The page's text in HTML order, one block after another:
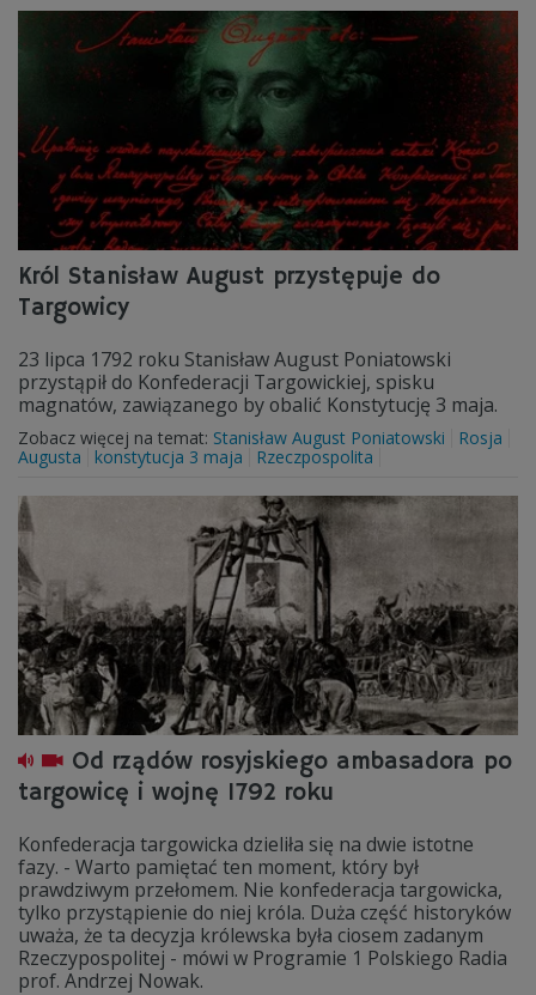
Król Stanisław August przystępuje do
Targowicy
23 lipca 1792 roku Stanisław August Poniatowski
przystąpił do Konfederacji Targowickiej, spisku
magnatów, zawiązanego by obalić Konstytucję 3 maja.
Zobacz więcej na temat: Stanisław August Poniatowski
Rosja
Augusta
konstytucja 3 maja Rzeczpospolita
Od rządów rosyjskiego ambasadora po
targowicę i wojnę 1792 roku
Konfederacja targowicka dzieliła się na dwie istotne
fazy. - Warto pamiętać ten moment, który był
prawdziwym przełomem. Nie konfederacja targowicka,
tylko przystąpienie do niej króla. Duża część historyków
uważa, że ta decyzja królewska była ciosem zadanym
Rzeczypospolitej - mówi w Programie 1 Polskiego Radia
prof. Andrzej Nowak.